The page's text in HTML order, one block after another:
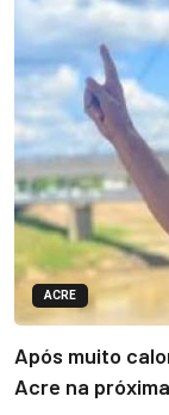
ACRE
Após muito
Acre na